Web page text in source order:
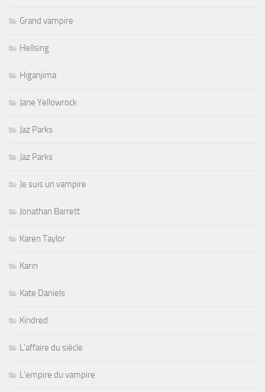
Grand vampire
Hellsing
Higanjima
Jane Yellowrock
Jaz Parks
Jaz Parks
Je suis un vampire
Jonathan Barrett
Karen Taylor
Karin
Kate Daniels
Kindred
L'affaire du siècle
L'empire du vampire